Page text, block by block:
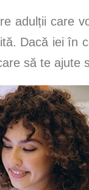
adulții care
Dacă iei în
să te ajute